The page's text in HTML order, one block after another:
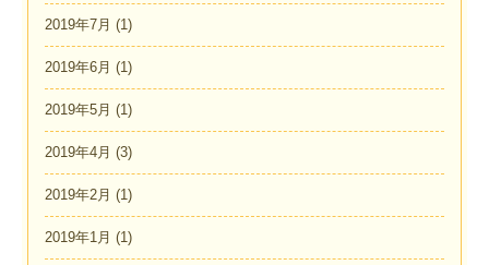
2019年7月 (1)
2019年6月 (1)
2019年5月 (1)
2019年4月 (3)
2019年2月 (1)
2019年1月 (1)